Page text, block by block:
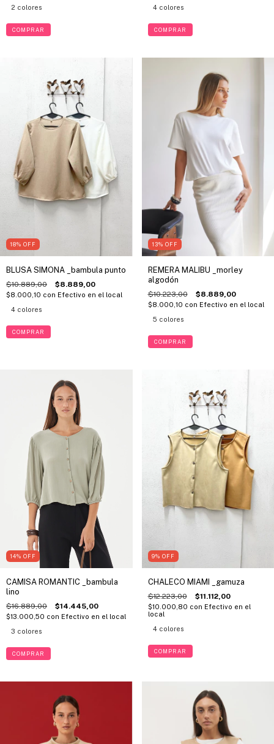
2 colores
COMPRAR
4 colores
COMPRAR
18% OFF
BLUSA SIMONA _bambula punto
$10.889,00 $8.889,00
$8.000,10 con Efectivo en el local
4 colores
COMPRAR
13% OFF
REMERA MALIBU _morley
algodón
$10.223,00 $8.889,00
$8.000,10 con Efectivo en el local
5 colores
COMPRAR
14% OFF
CAMISA ROMANTIC _bambula
lino
$16.889,00 $14.445,00
$13.000,50 con Efectivo en el local
3 colores
COMPRAR
9% OFF
CHALECO MIAMI _gamuza
$12.223,00 $11.112,00
$10.000,80 con Efectivo en el
local
4 colores
COMPRAR